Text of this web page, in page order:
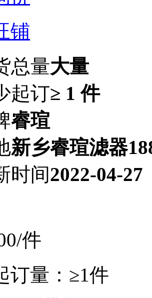
铺
总量大量
起订≥ 1 件
睿瑄
新乡睿瑄滤器
时间2022-04-27
/件
订量： ≥1件